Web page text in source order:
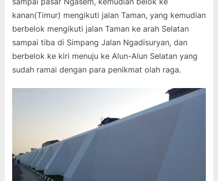
kanan(Timur) mengikuti jalan Taman, yang kemudian
berbelok mengikuti jalan Taman ke arah Selatan
sampai tiba di Simpang Jalan Ngadisuryan, dan
berbelok ke kiri menuju ke Alun-Alun Selatan yang
sudah ramai dengan para penikmat olah raga.